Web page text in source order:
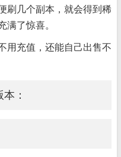
刷几个副本，就会得到稀
满了惊喜。
用充值，还能自己出售不
：